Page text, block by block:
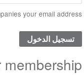
your email address.